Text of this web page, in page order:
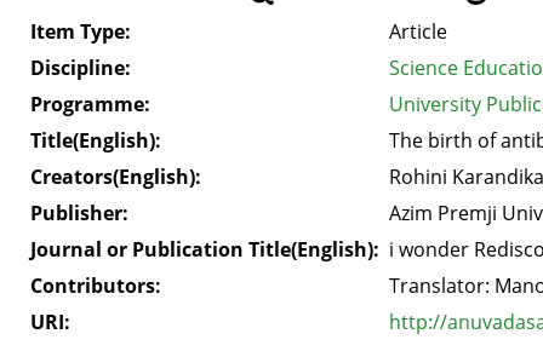
Item Type:
Article
Discipline:
Science
Programme:
University
Title(English):
The birth of
Creators(English):
Rohini
Publisher:
Azim Premji
Journal or Publication Title(English): i wonder
Contributors:
Translator:
URI:
http://